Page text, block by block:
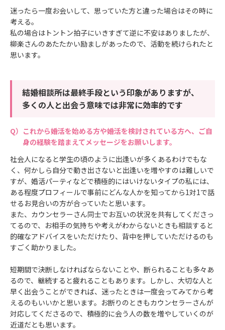
迷ったら一度お会いして、思っていた方と違った場合はその時に
考える。
私の場合はトントン拍子にいきすぎて逆に不安はありましたが、
柳楽さんのあたたかい励ましがあったので、活動を続けられたと
思います。
結婚相談所は最終手段という印象がありますが、
多くの人と出会う意味では非常に効率的です
これから婚活を始める方や婚活を検討されている方へ、ご自
身の経験を踏まえてメッセージをお願いします。
社会人になると学生の頃のように出逢いが多くあるわけでもな
く、何かしら自分で動き出さないと出逢いを増やすのは難しいで
すが、婚活パーティなどで積極的にはいけないタイプの私には、
ある程度プロフィールで事前にどんな人かを知ってから1対1で話
せるお見合いの方が合っていたと思います。
また、カウンセラーさん同士でお互いの状況を共有してくださっ
てるので、お相手の気持ちや考えがわからないときも相談すると
的確なアドバイスをいただけたり、背中を押していただけるのも
すごく助かりました。
短期間で決断しなければならないことや、断られることも多々あ
るので、継続すると疲れることもあります。しかし、大切な人と
早く出会うことができれば、迷ったときは一度会ってみてから考
えるのもいいかと思います。お断りのときもカウンセラーさんが
対応してくださるので、積極的に会う人の数を増やしていくのが
近道だとも思います。